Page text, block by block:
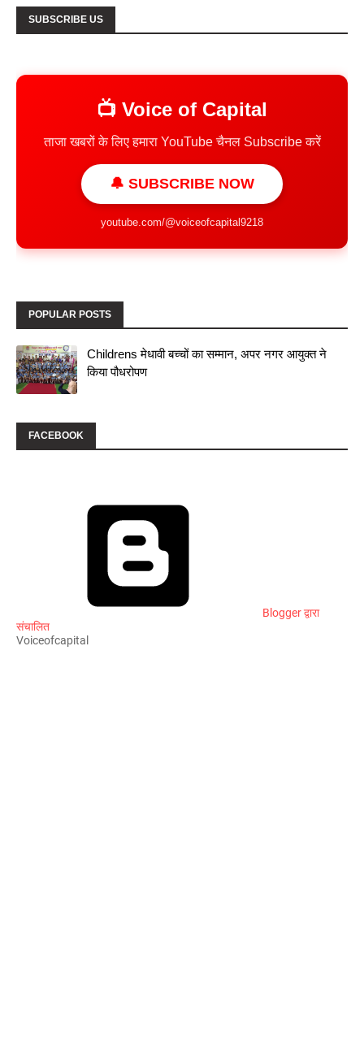
SUBSCRIBE US
📺 Voice of Capital
ताजा खबरों के लिए हमारा YouTube चैनल Subscribe करें
🔔 SUBSCRIBE NOW
youtube.com/@voiceofcapital9218
POPULAR POSTS
Childrens मेधावी बच्चों का सम्मान, अपर नगर आयुक्त ने
किया पौधरोपण
FACEBOOK
Blogger द्वारा
संचालित
Voiceofcapital